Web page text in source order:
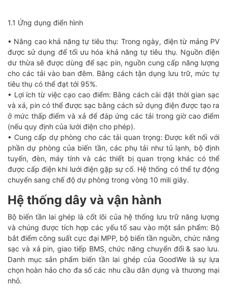
1.1 Ứng dụng điển hình
• Nâng cao khả năng tự tiêu thụ: Trong ngày, điện từ mảng PV
được sử dụng để tối ưu hóa khả năng tự tiêu thụ. Nguồn điện
dư thừa sẽ được dùng để sạc pin, nguồn cung cấp năng lượng
cho các tải vào ban đêm. Bằng cách tận dụng lưu trữ, mức tự
tiêu thụ có thể đạt tới 95%.
• Lợi ích từ việc cạo cao điểm: Bằng cách cài đặt thời gian sạc
và xả, pin có thể được sạc bằng cách sử dụng điện được tạo ra
ở mức thấp điểm và xả để đáp ứng các tải trong giờ cao điểm
(nếu quy định của lưới điện cho phép).
• Cung cấp dự phòng cho các tải quan trọng: Được kết nối với
phần dự phòng của biến tần, các phụ tải như tủ lạnh, bộ định
tuyến, đèn, máy tính và các thiết bị quan trọng khác có thể
được cấp điện khi lưới điện gặp sự cố. Hệ thống có thể tự động
chuyển sang chế độ dự phòng trong vòng 10 mili giây.
Hệ thống dây và vận hành
Bộ biến tần lai ghép là cốt lõi của hệ thống lưu trữ năng lượng
và chúng được tích hợp các yếu tố sau vào một sản phẩm: Bộ
bắt điểm công suất cực đại MPP, bộ biến tần nguồn, chức năng
sạc và xả pin, giao tiếp BMS, chức năng chuyển đổi & sao lưu.
Danh mục sản phẩm biến tần lai ghép của GoodWe là sự lựa
chọn hoàn hảo cho đa số các nhu cầu dân dụng và thương mại
nhỏ.